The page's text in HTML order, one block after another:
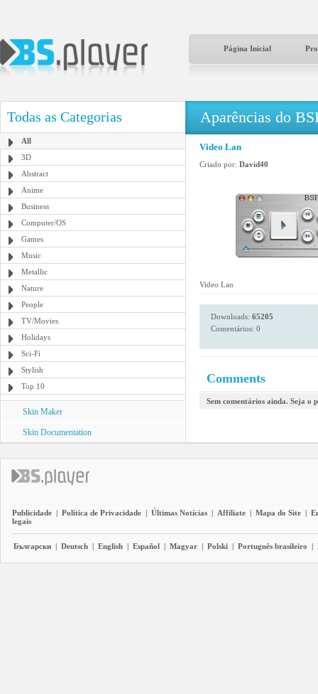
Página Inicial
Todas as Categorias
All
3D
Abstract
Anime
Business
Computer/OS
Games
Music
Metallic
Nature
People
TV/Movies
Holidays
Sci-Fi
Stylish
Top 10
Skin Maker
Skin Documentation
Aparências do
Video Lan
Criado por: David40
Video Lan
Downloads: 65205
Comentários: 0
Comments
Sem comentários ainda. Seja o
Publicidade | Política de Privacidade | Últimas Notícias | Affiliate | Mapa do Site |
legais
Български | Deutsch | English | Español | Magyar | Polski | Português brasileiro |